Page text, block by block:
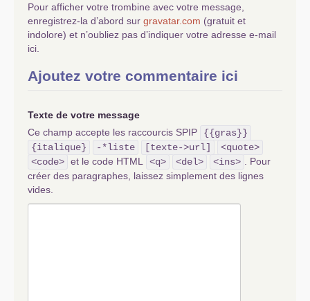
Pour afficher votre trombine avec votre message,
enregistrez-la d’abord sur gravatar.com (gratuit et
indolore) et n’oubliez pas d’indiquer votre adresse e-mail
ici.
Ajoutez votre commentaire ici
Texte de votre message
Ce champ accepte les raccourcis SPIP
{{gras}}
{italique}
-*liste [texte->url]
<quote>
<code> et le code HTML <q> <del> <ins>
. Pour
créer des paragraphes, laissez simplement des lignes
vides.